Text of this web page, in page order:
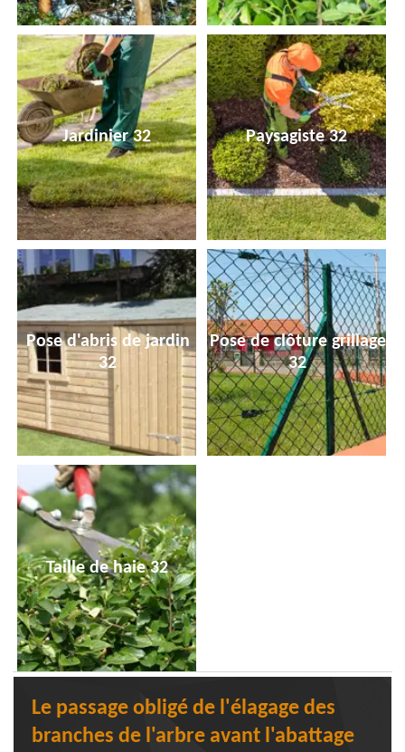
Jardinier 32 Paysagiste 32
Pose d'abris de jardin
32
Pose de clôture grillage
32
Taille de haie 32
Le passage obligé de l'élagage des
branches de l'arbre avant l'abattage